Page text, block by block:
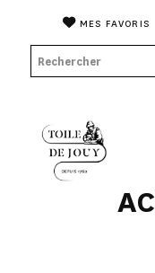
MES FAVORIS